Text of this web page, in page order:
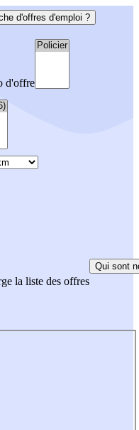
d'offres d'emploi ?
d'offre
la liste des offres
Qui sont